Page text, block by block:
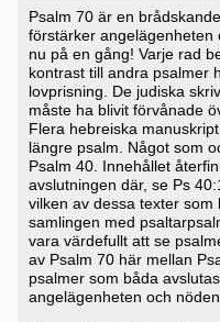
Psalm 70 är en
förstärker angelägenheten
nu på en gång! Varje rad
kontrast till andra psalmer
lovprisning. De judiska
måste ha blivit förvånade
Flera hebreiska
längre psalm. Något som
Psalm 40. Innehållet
avslutningen där, se Ps
vilken av dessa texter
samlingen med
vara värdefullt att se
av Psalm 70 här mellan
psalmer som båda
angelägenheten och